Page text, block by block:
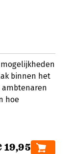
binnen het
ambtenaren
hoe
19,95